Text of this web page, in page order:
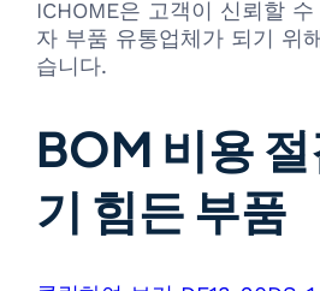
ICHOME은 고객이 신뢰할
자 부품 유통업체가 되기 위
습니다.
BOM 비용
기 힘든 부품